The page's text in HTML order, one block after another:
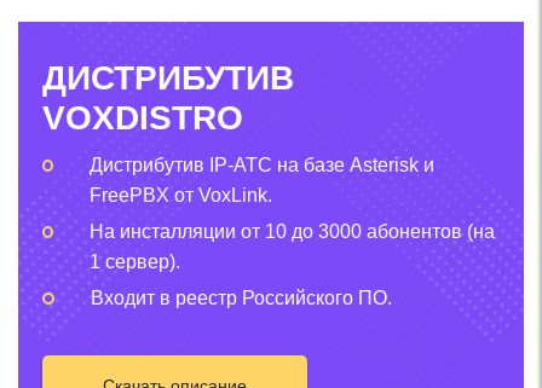
ДИСТРИБУТИВ
VOXDISTRO
Дистрибутив IP-АТС на базе Asterisk и
FreePBX от VoxLink.
На инсталляции от 10 до 3000 абонентов (на
1 сервер).
Входит в реестр Российского ПО.